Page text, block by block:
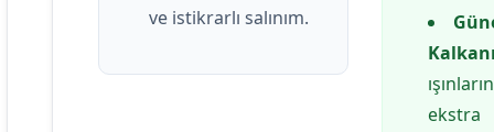
ve istikrarlı salınım.
ekstra